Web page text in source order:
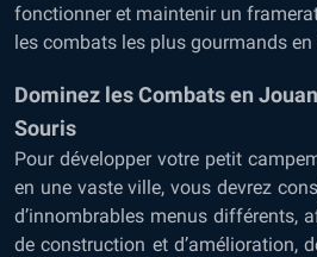
fonctionner et maintenir un
les combats les plus gourmands en
Dominez les Combats en
Souris
Pour développer votre petit
en une vaste ville, vous devrez
d’innombrables menus différents,
de construction et d’amélioration,